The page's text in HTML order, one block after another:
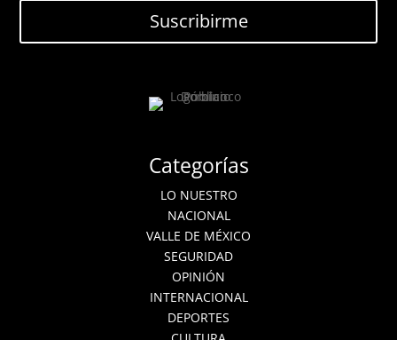
Suscribirme
Categorías
LO NUESTRO
NACIONAL
VALLE DE MÉXICO
SEGURIDAD
OPINIÓN
INTERNACIONAL
DEPORTES